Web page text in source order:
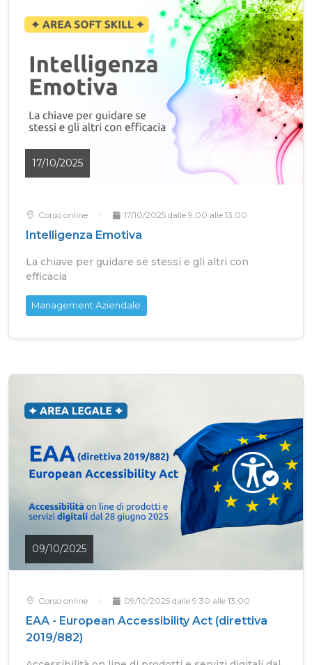
17/10/2025
Corso online 17/10/2025 dalle 9.00 alle 13.00
Intelligenza Emotiva
La chiave per guidare se stessi e gli altri con
efficacia
Management Aziendale
09/10/2025
Corso online 09/10/2025 dalle 9.30 alle 13.00
EAA - European Accessibility Act (direttiva
2019/882)